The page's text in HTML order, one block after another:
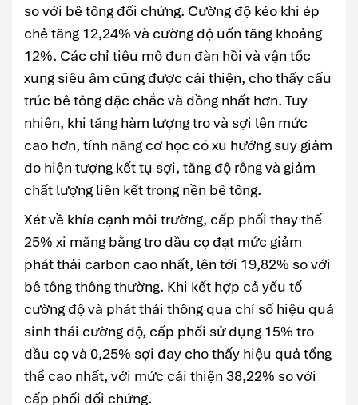
so với bê tông đối chứng. Cường độ kéo khi ép
chẻ tăng 12,24% và cường độ uốn tăng khoảng
12%. Các chỉ tiêu mô đun đàn hồi và vận tốc
xung siêu âm cũng được cải thiện, cho thấy cấu
trúc bê tông đặc chắc và đồng nhất hơn. Tuy
nhiên, khi tăng hàm lượng tro và sợi lên mức
cao hơn, tính năng cơ học có xu hướng suy giảm
do hiện tượng kết tụ sợi, tăng độ rỗng và giảm
chất lượng liên kết trong nền bê tông.
Xét về khía cạnh môi trường, cấp phối thay thế
25% xi măng bằng tro dầu cọ đạt mức giảm
phát thải carbon cao nhất, lên tới 19,82% so với
bê tông thông thường. Khi kết hợp cả yếu tố
cường độ và phát thải thông qua chỉ số hiệu quả
sinh thái cường độ, cấp phối sử dụng 15% tro
dầu cọ và 0,25% sợi đay cho thấy hiệu quả tổng
thể cao nhất, với mức cải thiện 38,22% so với
cấp phối đối chứng.